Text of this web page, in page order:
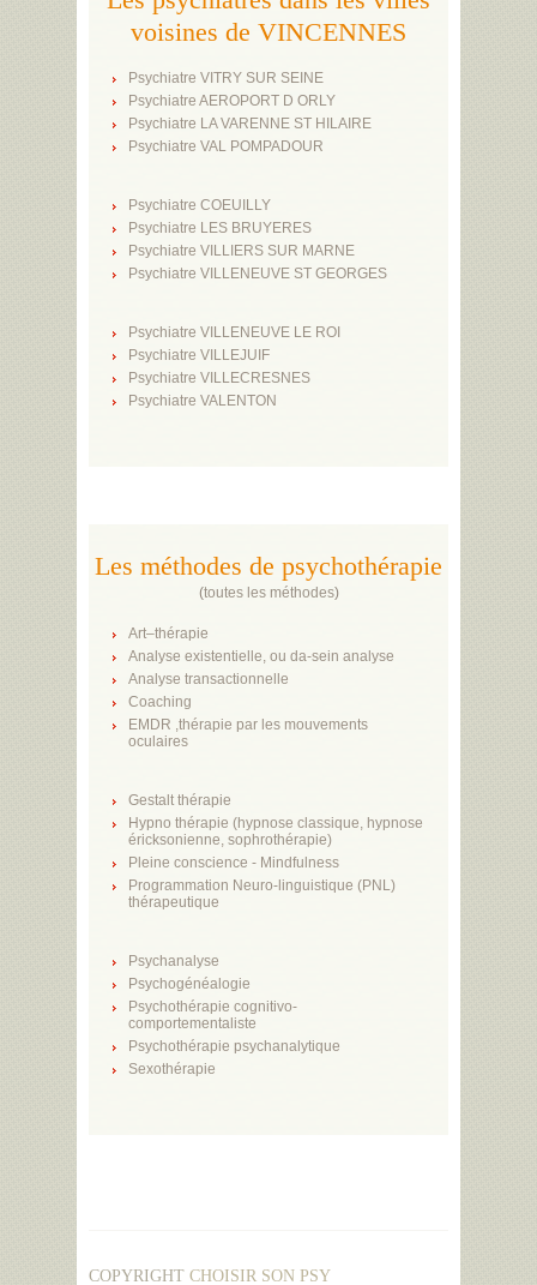
voisines de VINCENNES
Psychiatre VITRY SUR SEINE
Psychiatre AEROPORT D ORLY
Psychiatre LA VARENNE ST HILAIRE
Psychiatre VAL POMPADOUR
Psychiatre COEUILLY
Psychiatre LES BRUYERES
Psychiatre VILLIERS SUR MARNE
Psychiatre VILLENEUVE ST GEORGES
Psychiatre VILLENEUVE LE ROI
Psychiatre VILLEJUIF
Psychiatre VILLECRESNES
Psychiatre VALENTON
Les méthodes de psychothérapie
(toutes les méthodes)
Art–thérapie
Analyse existentielle, ou da-sein analyse
Analyse transactionnelle
Coaching
EMDR ,thérapie par les mouvements
oculaires
Gestalt thérapie
Hypno thérapie (hypnose classique, hypnose
éricksonienne, sophrothérapie)
Pleine conscience - Mindfulness
Programmation Neuro-linguistique (PNL)
thérapeutique
Psychanalyse
Psychogénéalogie
Psychothérapie cognitivo-
comportementaliste
Psychothérapie psychanalytique
Sexothérapie
COPYRIGHT CHOISIR SON PSY